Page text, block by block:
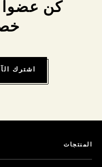
كن
خصم
اشترك
المنتجات